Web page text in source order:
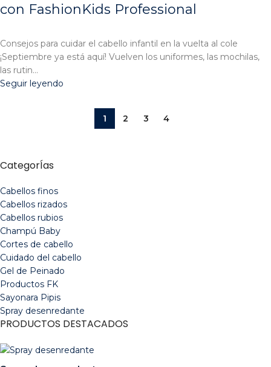
con FashionKids Professional
Consejos para cuidar el cabello infantil en la vuelta al cole
¡Septiembre ya está aquí! Vuelven los uniformes, las mochilas,
las rutin...
Seguir leyendo
1 2 3 4
CategorÍas
Cabellos finos
Cabellos rizados
Cabellos rubios
Champú Baby
Cortes de cabello
Cuidado del cabello
Gel de Peinado
Productos FK
Sayonara Pipis
Spray desenredante
PRODUCTOS DESTACADOS